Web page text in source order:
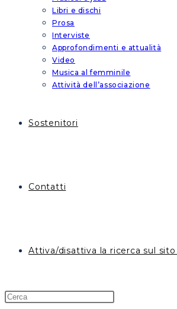
Libri e dischi
Prosa
Interviste
Approfondimenti e attualità
Video
Musica al femminile
Attività dell’associazione
Sostenitori
Contatti
Attiva/disattiva la ricerca sul sito